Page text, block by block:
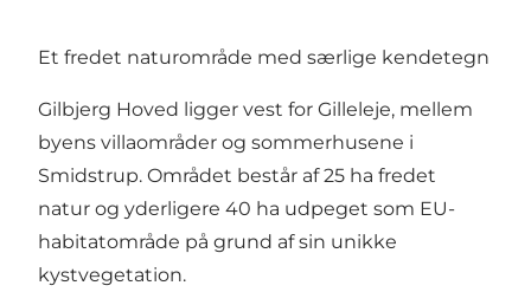
Et fredet naturområde med særlige kendetegn
Gilbjerg Hoved ligger vest for Gilleleje, mellem
byens villaområder og sommerhusene i
Smidstrup. Området består af 25 ha fredet
natur og yderligere 40 ha udpeget som EU-
habitatområde på grund af sin unikke
kystvegetation.